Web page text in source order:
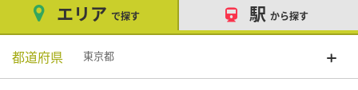
エリア で探す 駅 から探す
都道府県 東京都